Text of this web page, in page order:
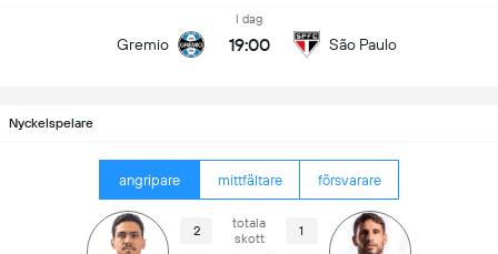
Gremio
I dag
19:00 São Paulo
Nyckelspelare
angripare mittfältare försvarare
2
totala
skott
1